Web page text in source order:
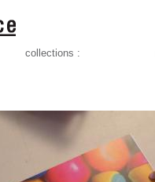
collections :